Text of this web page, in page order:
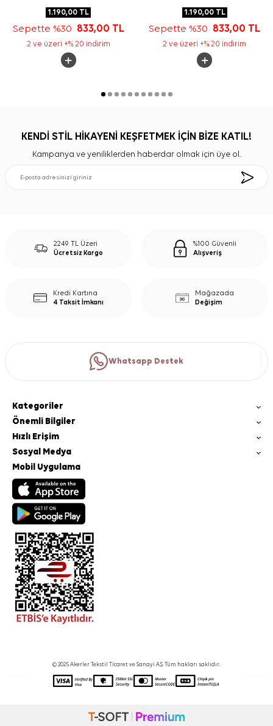
1.190,00 TL
Sepette %30 833,00 TL
2 ve üzeri +% 20 indirim
1.190,00TL
Sepette %30 833,00 TL
2 ve üzeri +% 20 indirim
KENDİ STİL HİKAYENİ KEŞFETMEK İÇİN BİZE KATIL!
Kampanya ve yeniliklerden haberdar olmak için üye ol.
2249 TL Üzeri
Ücretsiz Kargo
%100 Güvenli
Alışveriş
Kredi Kartına
4 Taksit İmkanı
Mağazada
Değişim
Whatsapp Destek
Kategoriler
Önemli Bilgiler
Hızlı Erişim
Sosyal Medya
Mobil Uygulama
© 2025 Akerler Tekstil Ticaret ve Sanayi A.Ş. Tüm hakları saklıdır.